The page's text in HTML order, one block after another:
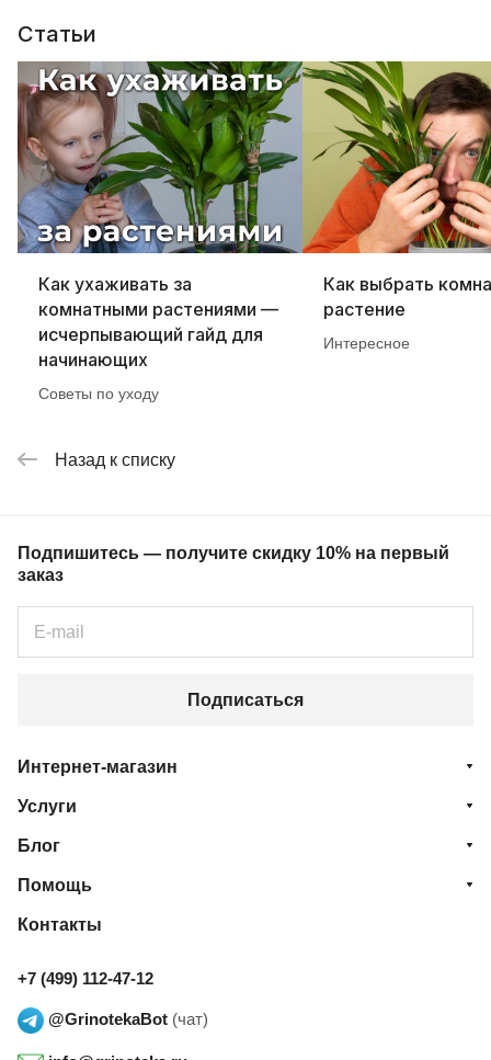
Статьи
Как ухаживать за
комнатными растениями —
исчерпывающий гайд для
начинающих
Советы по уходу
Как выбрать
растение
Интересное
Назад к списку
Подпишитесь — получите скидку 10% на первый
заказ
Подписаться
Интернет-магазин
Услуги
Блог
Помощь
Контакты
+7 (499) 112-47-12
@GrinotekaBot (чат)